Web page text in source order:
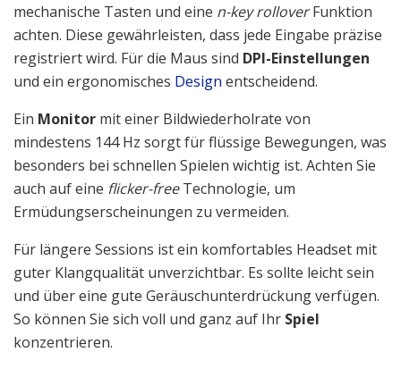
mechanische Tasten und eine n-key rolloverFunktion
achten. Diese gewährleisten, dass jede Eingabe präzise
registriert wird. Für die Maus sind DPI-Einstellungen
und ein ergonomisches Design entscheidend.
Ein Monitor mit einer Bildwiederholrate von
mindestens 144 Hz sorgt für flüssige Bewegungen, was
besonders bei schnellen Spielen wichtig ist. Achten Sie
auch auf eine flicker-freeTechnologie, um
Ermüdungserscheinungen zu vermeiden.
Für längere Sessions ist ein komfortables Headset mit
guter Klangqualität unverzichtbar. Es sollte leicht sein
und über eine gute Geräuschunterdrückung verfügen.
So können Sie sich voll und ganz auf Ihr Spiel
konzentrieren.